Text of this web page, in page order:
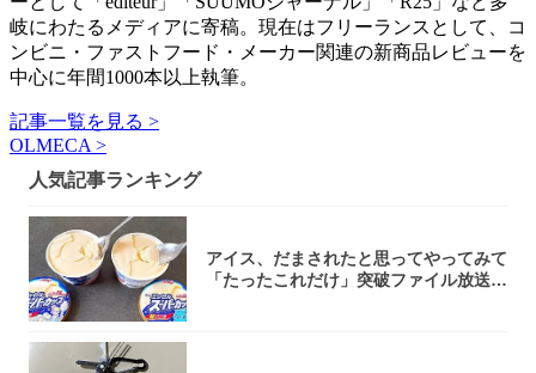
岐にわたるメディアに寄稿。現在はフリーランスとして、コ
ンビニ・ファストフード・メーカー関連の新商品レビューを
中心に年間1000本以上執筆。
記事一覧を見る >
OLMECA >
人気記事ランキング
アイス、だまされたと思ってやってみて
「たったこれだけ」突破ファイル放送で